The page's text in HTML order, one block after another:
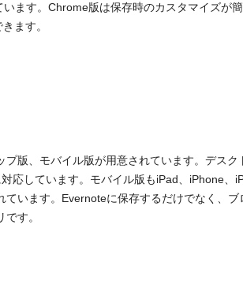
ます。Chrome版は保存時のカスタマイズが
ます。
プ版、モバイル版が用意されています。デスク
応しています。モバイル版もiPad、iPhone、
います。Evernoteに保存するだけでなく、ブ
す。